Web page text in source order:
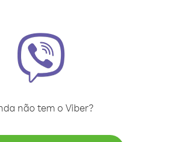
não tem o Viber?